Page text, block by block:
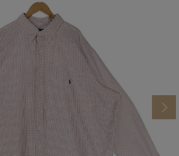
International Shipping
特集一覧
スタッフコーディネート
古着卸DOCK